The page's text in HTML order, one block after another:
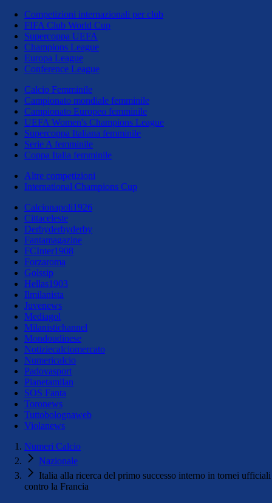
Competizioni internazionali per club
FIFA Club World Cup
Supercoppa UEFA
Champions League
Europa League
Conference League
Calcio Femminile
Campionato mondiale femminile
Campionato Europeo femminile
UEFA Women's Champions League
Supercoppa Italiana femminile
Serie A femminile
Coppa Italia femminile
Altre competizioni
International Champions Cup
Calcionapoli1926
Cittaceleste
Derbyderbyderby
Fantamagazine
FCInter1908
Forzaroma
Golssip
Hellas1903
Ilmilanista
Juvenews
Mediagol
Milanistichannel
Mondoudinese
Notiziecalciomercato
Numericalcio
Padovasport
Pianetamilan
SOS Fanta
Toronews
Tuttobolognaweb
Violanews
Numeri Calcio
Nazionale
Italia alla ricerca del primo successo interno in tornei ufficiali
contro la Francia